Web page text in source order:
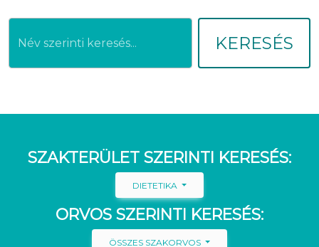
KERESÉS
SZAKTERÜLET SZERINTI KERESÉS:
DIETETIKA
ORVOS SZERINTI KERESÉS:
ÖSSZES SZAKORVOS